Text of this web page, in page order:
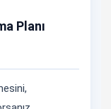
Planı